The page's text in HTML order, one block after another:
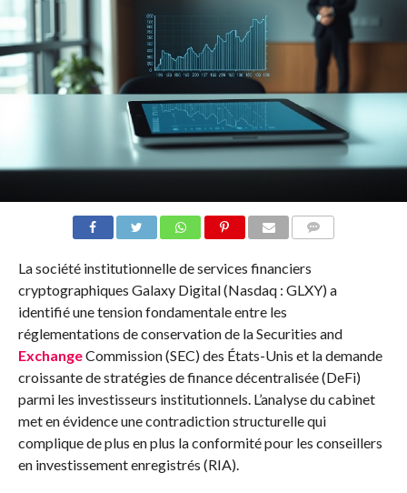
La société institutionnelle de services financiers
cryptographiques Galaxy Digital (Nasdaq : GLXY) a
identifié une tension fondamentale entre les
réglementations de conservation de la Securities and
ExchangeCommission (SEC) des États-Unis et la demande
croissante de stratégies de finance décentralisée (DeFi)
parmi les investisseurs institutionnels. L’analyse du cabinet
met en évidence une contradiction structurelle qui
complique de plus en plus la conformité pour les conseillers
en investissement enregistrés (RIA).